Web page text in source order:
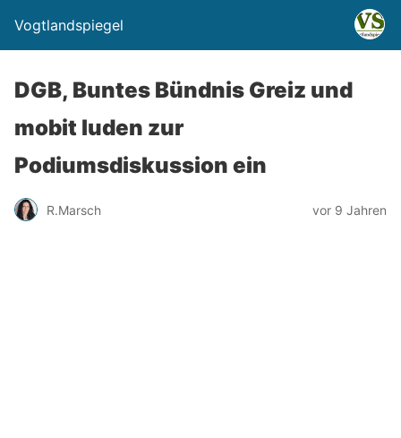
Vogtlandspiegel
DGB, Buntes Bündnis Greiz und
mobit luden zur
Podiumsdiskussion ein
R.Marsch vor 9 Jahren